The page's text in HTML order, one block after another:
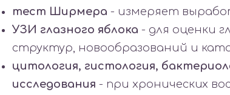
тест Ширмера - измеряет
УЗИ глазного яблока - для оценки
структур, новообразований и
цитология, гистология,
исследования - при хронических